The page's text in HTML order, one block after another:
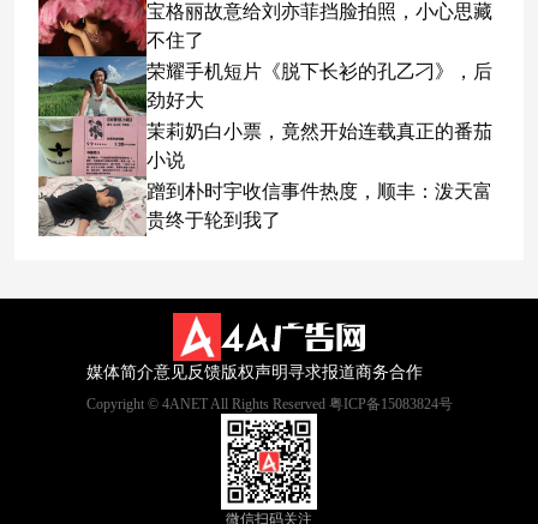
宝格丽故意给刘亦菲挡脸拍照，小心思藏
不住了
荣耀手机短片《脱下长衫的孔乙刁》，后
劲好大
茉莉奶白小票，竟然开始连载真正的番茄
小说
蹭到朴时宇收信事件热度，顺丰：泼天富
贵终于轮到我了
媒体简介意见反馈版权声明寻求报道商务合作
Copyright © 4ANET All Rights Reserved 粤ICP备15083824号
微信扫码关注